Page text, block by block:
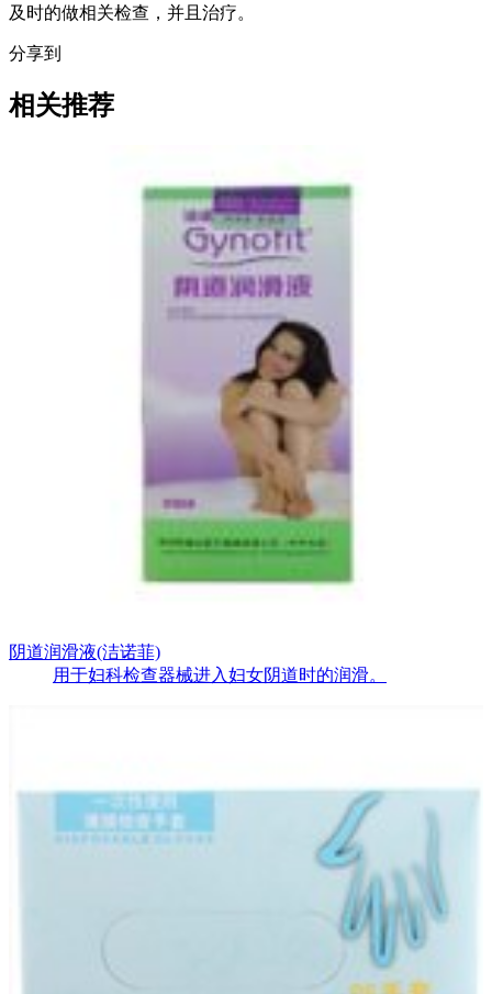
及时的做相关检查，并且治疗。
分享到
相关推荐
阴道润滑液(洁诺菲)
用于妇科检查器械进入妇女阴道时的润滑。